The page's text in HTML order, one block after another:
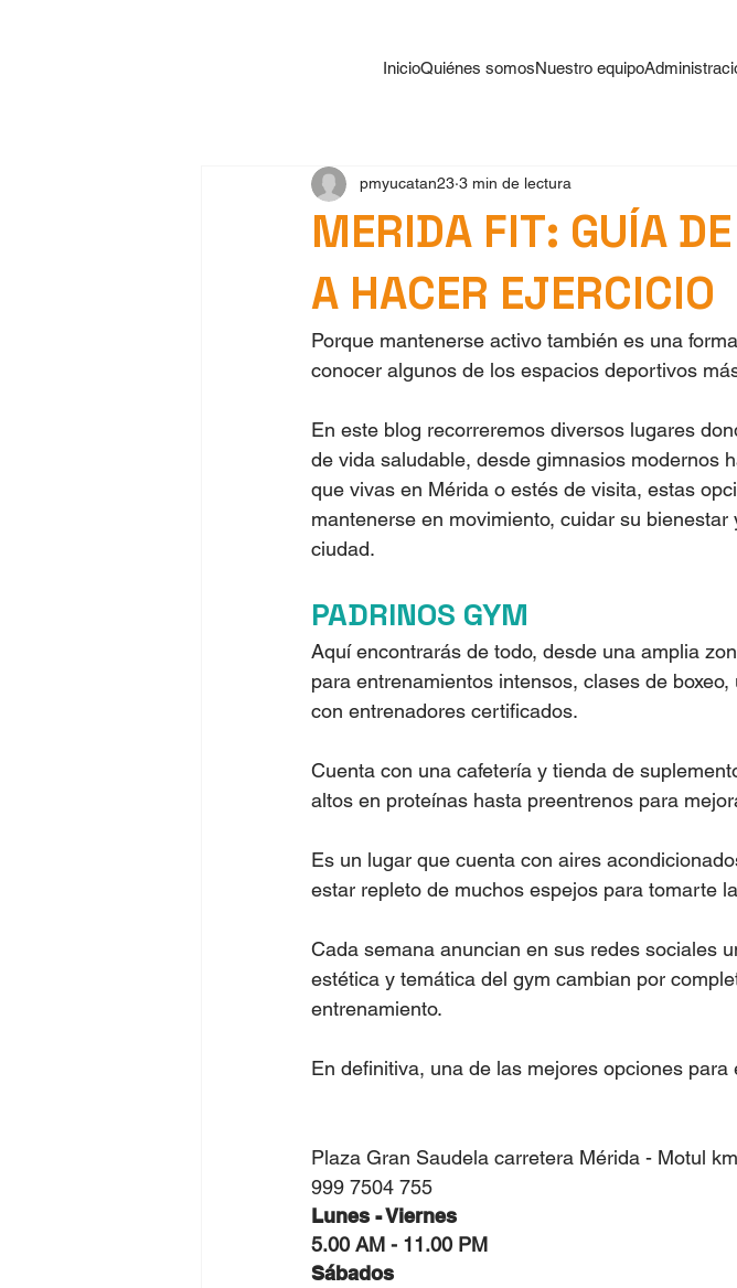
InicioQuiénes somosNuestro equipo
MERIDA FIT: GUÍA
A HACER EJERCICIO
pmyucatan23 3 min de lectura
Porque mantenerse activo también es una
conocer algunos de los espacios deportivos
En este blog recorreremos diversos lugares
de vida saludable, desde gimnasios modernos
que vivas en Mérida o estés de visita, estas
mantenerse en movimiento, cuidar su
ciudad.
PADRINOS GYM
Aquí encontrarás de todo, desde una amplia
para entrenamientos intensos, clases de
con entrenadores certificados.
Cuenta con una cafetería y tienda de
altos en proteínas hasta preentrenos para
Es un lugar que cuenta con aires
estar repleto de muchos espejos para tomarte
Cada semana anuncian en sus redes sociales
estética y temática del gym cambian por
entrenamiento.
En definitiva, una de las mejores opciones para
Plaza Gran Saudela carretera Mérida - Motul
999 7504 755
Lunes - Viernes
5.00 AM - 11.00 PM
Sábados